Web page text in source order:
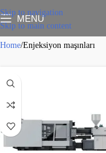
Skip to navigation
Skip to main content
MENU
Home Enjeksiyon maşınları